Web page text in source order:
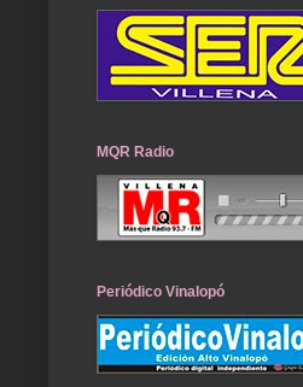
MQR Radio
Periódico Vinalopó